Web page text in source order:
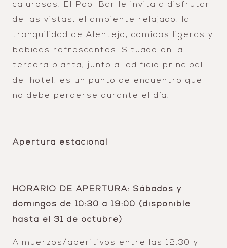
calurosos. El Pool Bar le invita a disfrutar
de las vistas, el ambiente relajado, la
tranquilidad de Alentejo, comidas ligeras y
bebidas refrescantes. Situado en la
tercera planta, junto al edificio principal
del hotel, es un punto de encuentro que
no debe perderse durante el día.
Apertura estacional
HORARIO DE APERTURA: Sábados y
domingos de 10:30 a 19:00 (disponible
hasta el 31 de octubre)
Almuerzos/aperitivos entre las 12:30 y